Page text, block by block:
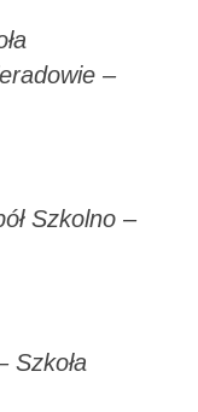
–
Szkolno –
Szkoła